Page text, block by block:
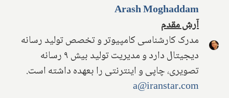
Arash Moghaddam
آرش مقدم
مدرک کارشناسی کامپیوتر و تخصص تولید رسانه
دیجیتال دارد و مدیریت تولید بیش ۹ رسانه
تصویری، چاپی و اینترنتی را بعهده داشته است.
a@iranstar.com